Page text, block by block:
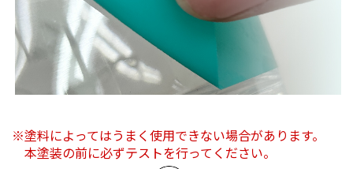
塗料によってはうまく使用できない場合があります。
本塗装の前に必ずテストを行ってください。